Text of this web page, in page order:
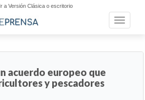
Ir a Versión Clásica o escritorio
Toggle
acuerdo europeo que
y pescadores